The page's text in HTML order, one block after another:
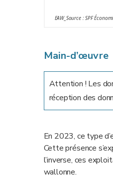
EAW_Source : SPF
Main-d’œuvre
Attention ! Les
réception des
En 2023, ce type
Cette présence
l’inverse, ces
wallonne.